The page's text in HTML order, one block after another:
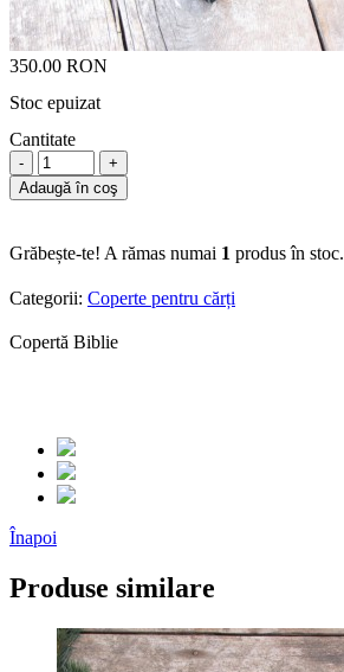
350.00 RON
Stoc epuizat
Cantitate
-
+
Adaugă în coş
Grăbește-te! A rămas numai 1 produs în stoc.
Categorii: Coperte pentru cărți
Copertă Biblie
Înapoi
Produse similare